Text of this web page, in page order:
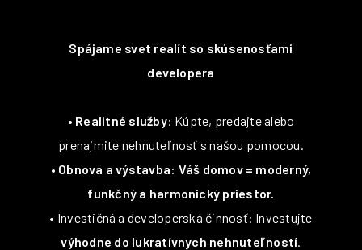
Spájame svet realít so skúsenosťami
developera
• Realitné služby: Kúpte, predajte alebo
prenajmite nehnuteľnosť s našou pomocou.
• Obnova a výstavba: Váš domov = moderný,
funkčný a harmonický priestor.
• Investičná a developerská činnosť: Investujte
výhodne do lukratívnych nehnuteľností.